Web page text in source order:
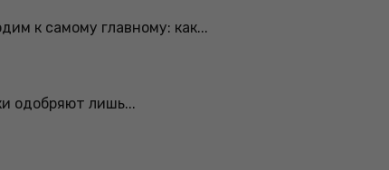
к самому главному: как...
одобряют лишь...